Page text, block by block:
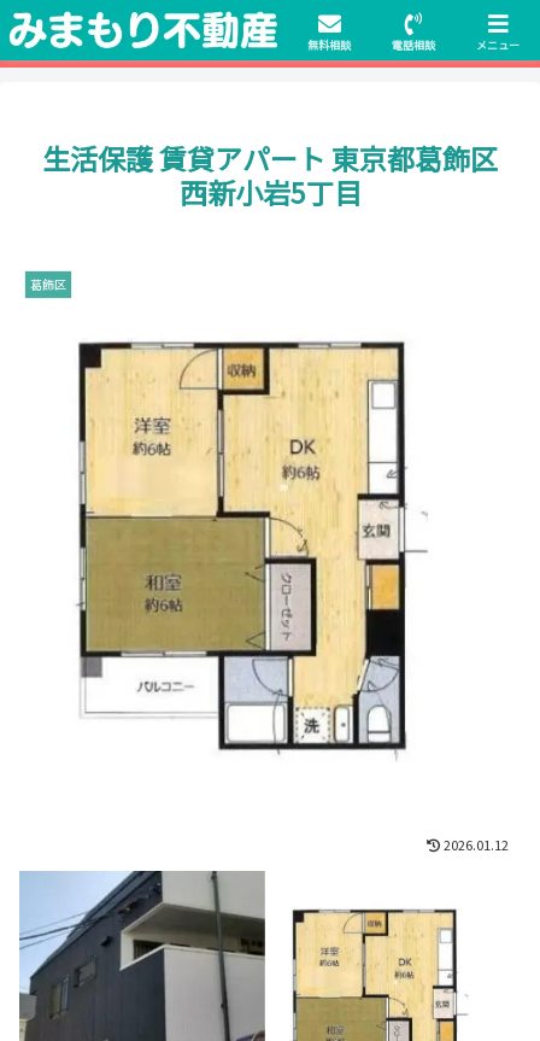
初期費用無料物件や保証人不要の物件も豊富にご用意！相談料無料でも申
請・手続きサポート付き！
生活保護 賃貸アパート 東京都葛飾区
西新小岩5丁目
葛飾区
2026.01.12
無料相談 電話相談 メニュー